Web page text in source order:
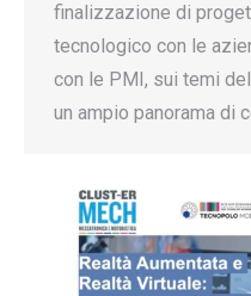
finalizzazione di
tecnologico con le
con le PMI, sui temi
un ampio panorama di